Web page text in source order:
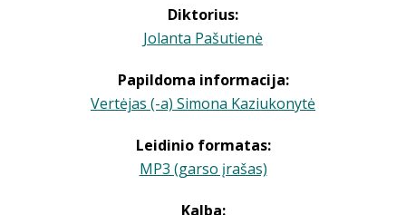
Diktorius:
Jolanta Pašutienė
Papildoma informacija:
Vertėjas (-a) Simona Kaziukonytė
Leidinio formatas:
MP3 (garso įrašas)
Kalba: